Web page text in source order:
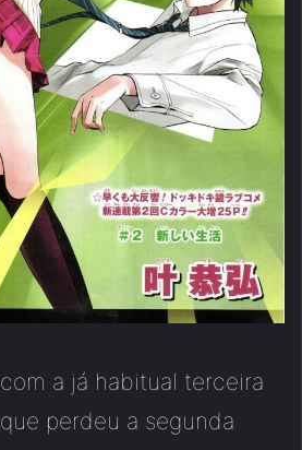
a já habitual terceira
perdeu a segunda